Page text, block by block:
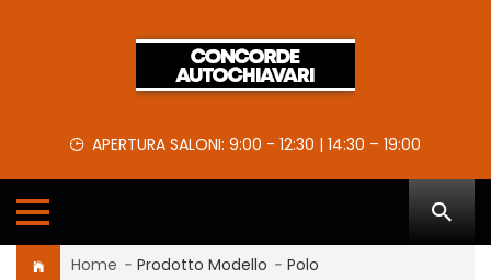
APERTURA SALONI: 9:00 - 12:30 | 14:30 – 19:00
Home - Prodotto Modello - Polo